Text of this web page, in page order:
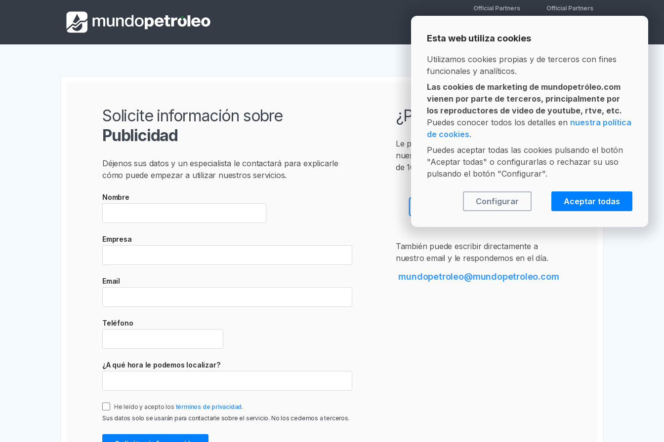
Official Partners Official Partners
Solicite información sobre
Publicidad
Déjenos sus datos y un especialista le contactará para explicarle
cómo puede empezar a utilizar nuestros servicios.
Nombre
Empresa
Email
Teléfono
¿A qué hora le podemos localizar?
He leído y acepto los términos de privacidad.
Sus datos solo se usarán para contactarle sobre el servicio. No los cedemos a terceros.
¿Prefiere llamarnos?
Le podremos atender telefónicamente en
nuestro horario habitual. De 9:00 a 14:00 y
de 16:30 a 19:00
+34 984 11 43 44
También puede escribir directamente a
nuestro email y le respondemos en el día.
mundopetroleo@mundopetroleo.com
Esta web utiliza cookies
Utilizamos cookies propias y de terceros con fines
funcionales y analíticos.
Las cookies de marketing de mundopetróleo.com
vienen por parte de terceros, principalmente por
los reproductores de video de youtube, rtve, etc.
Puedes conocer todos los detalles en nuestra política
de cookies.
Puedes aceptar todas las cookies pulsando el botón
"Aceptar todas" o configurarlas o rechazar su uso
pulsando el botón "Configurar".
Configurar Aceptar todas